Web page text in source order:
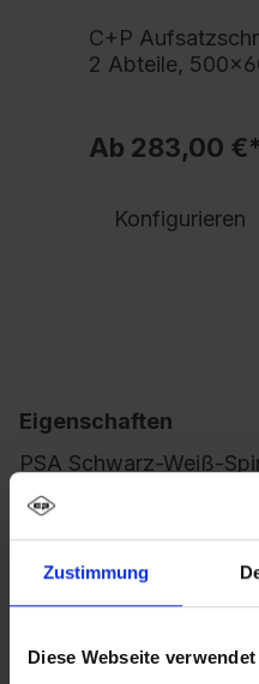
Zustimmung
Diese Webseite
C+P
2 Abteile,
Ab 283,00 €*
Konfigurieren
Eigenschaften
PSA Schwarz-Weiß-
Abteile für 1 Person, zur
Unterbringung von
Ab…
Mehr